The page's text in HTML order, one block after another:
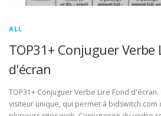
ALL
TOP31+ Conjuguer Verbe
d'écran
TOP31+ Conjuguer Verbe Lire Fond
visiteur unique, qui permet à bidswitch.com